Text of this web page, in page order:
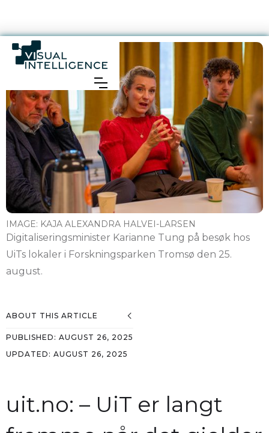
IMAGE: KAJA ALEXANDRA HALVEI-LARSEN
Digitaliseringsminister Karianne Tung på besøk hos
UiTs lokaler i Forskningsparken Tromsø den 25.
august.
ABOUT THIS ARTICLE
PUBLISHED: AUGUST 26, 2025
UPDATED: AUGUST 26, 2025
uit.no: – UiT er langt